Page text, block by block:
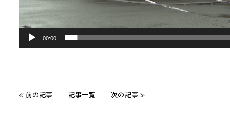
00:00
≪ 前の記事 記事一覧 次の記事 ≫